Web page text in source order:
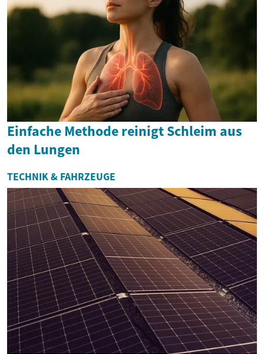
Einfache Methode reinigt Schleim aus
den Lungen
TECHNIK & FAHRZEUGE